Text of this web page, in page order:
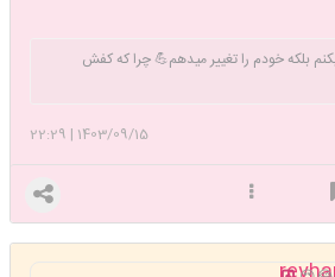
بلکه خودم را تغییر میدهم💪 چرا که کفش
کردن دنیاست مبارزه انسان را داغ میکند و
1403/09/15
|
22:29